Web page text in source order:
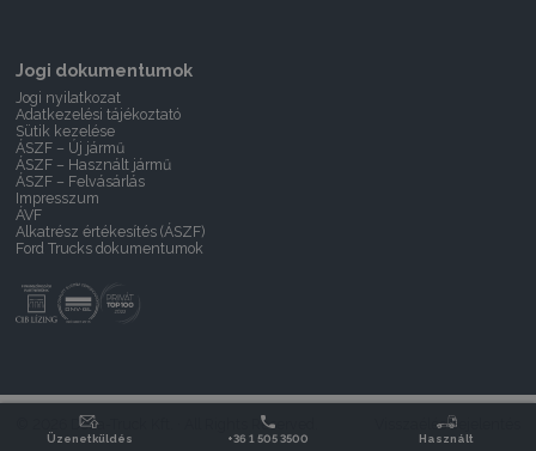
Jogi dokumentumok
Jogi nyilatkozat
Adatkezelési tájékoztató
Sütik kezelése
ÁSZF – Új jármű
ÁSZF – Használt jármű
ÁSZF – Felvásárlás
Impresszum
ÁVF
Alkatrész értékesítés (ÁSZF)
Ford Trucks dokumentumok
© 2026 Delta-Truck Kft. · All Rights Reserved. Visszaélés bejelentés
Üzenetküldés +36 1 505 3500 Használt